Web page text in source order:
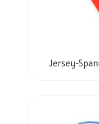
Jersey-